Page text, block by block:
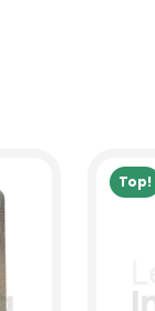
Top!